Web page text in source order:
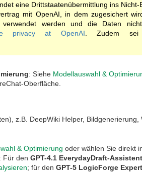
eine Drittstaatenübermittlung ins Nicht-
mit OpenAI, in dem zugesichert
verwendet werden und die Daten
privacy at OpenAI. Zudem
: Siehe Modellauswahl &
Oberfläche.
z.B. DeepWiki Helper,
& Optimierung oder wählen Sie direkt
Für den GPT-4.1 EverydayDraft-Assistent
; für den GPT-5 LogicForge Expert